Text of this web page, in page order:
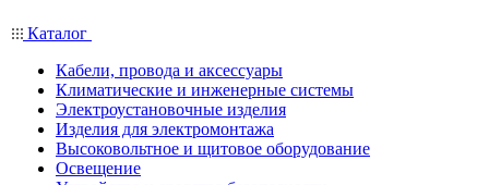
Каталог
Кабели, провода и аксессуары
Климатические и инженерные системы
Электроустановочные изделия
Изделия для электромонтажа
Высоковольтное и щитовое оборудование
Освещение